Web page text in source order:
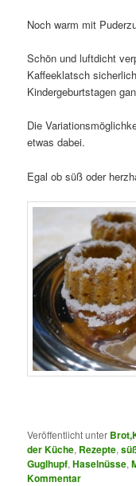
Noch warm mit
Schön und luftdicht
Kaffeeklatsch
Kindergeburtstagen
Die
etwas dabei.
Egal ob süß oder
Veröffentlicht unter
der Küche, Rezepte,
Guglhupf,Haselnüsse,
Kommentar